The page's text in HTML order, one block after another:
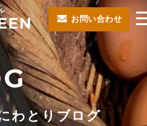
お問い合わせ
わとりブログ